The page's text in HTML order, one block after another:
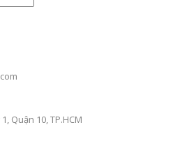
Quận 10, TP.HCM